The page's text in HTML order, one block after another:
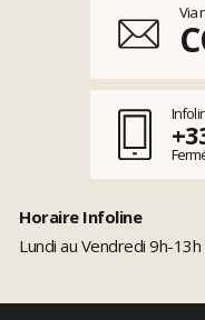
Via
Horaire Infoline
Lundi au Vendredi 9h-